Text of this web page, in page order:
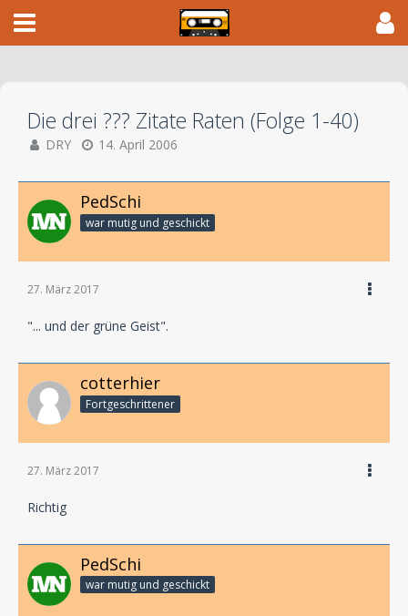
Die drei ??? Zitate Raten (Folge 1-40)
DRY 14. April 2006
PedSchi
war mutig und geschickt
27. März 2017
"... und der grüne Geist".
cotterhier
Fortgeschrittener
27. März 2017
Richtig
PedSchi
war mutig und geschickt